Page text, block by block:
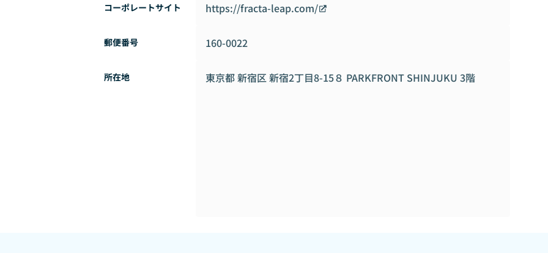
コーポレートサイト https://fracta-leap.com/
郵便番号 160-0022
所在地 東京都 新宿区 新宿2丁目8-15８ PARKFRONT SHINJUKU 3階